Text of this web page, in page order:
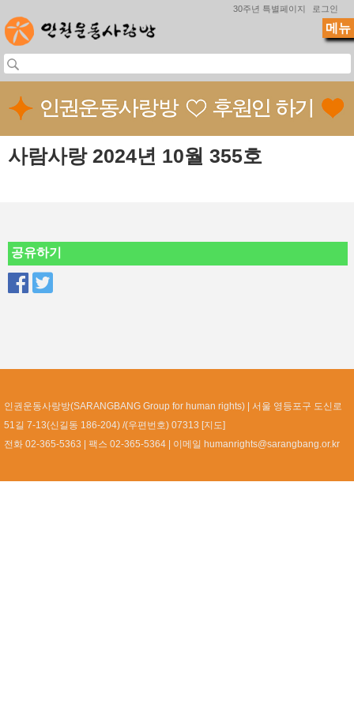
30주년 특별페이지 로그인
사람사랑 2024년 10월 355호
메뉴
공유하기
인권운동사랑방(SARANGBANG Group for human rights)
서울 영등포구 도신로
51길 7-13(신길동 186-204) /(우편번호) 07313 [지도]
전화 02-365-5363
팩스 02-365-5364 이메일 humanrights@sarangbang.or.kr